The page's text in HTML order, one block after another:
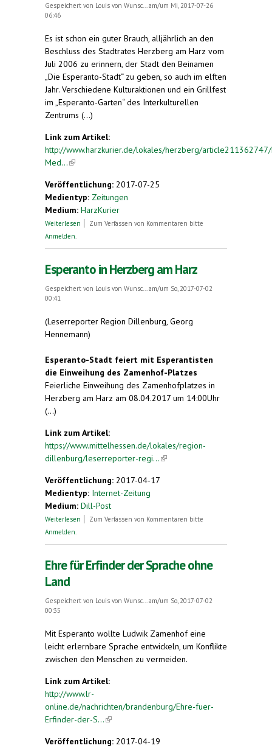
Gespeichert von Louis von Wunsc...
am/um Mi, 2017-07-26
06:46
Es ist schon ein guter Brauch, alljährlich an den
Beschluss des Stadtrates Herzberg am Harz vom
Juli 2006 zu erinnern, der Stadt den Beinamen
„Die Esperanto-Stadt“ zu geben, so auch im elften
Jahr. Verschiedene Kulturaktionen und ein Grillfest
im „Esperanto-Garten“ des Interkulturellen
Zentrums (...)
Link zum Artikel:
http://www.harzkurier.de/lokales/herzberg/
Med...(link is external)
Veröffentlichung: 2017-07-25
Medientyp: Zeitungen
Medium: HarzKurier
Weiterlesen über Esperanto-Medaille für engagierte
Zum Verfassen von Kommentaren bitte
Anmelden
Esperanto in Herzberg am Harz
Gespeichert von Louis von Wunsc...
am/um So, 2017-07-02
00:41
(Leserreporter Region Dillenburg, Georg
Hennemann)
Esperanto-Stadt feiert mit Esperantisten
die Einweihung des Zamenhof-Platzes
Feierliche Einweihung des Zamenhofplatzes in
Herzberg am Harz am 08.04.2017 um 14:00Uhr
(...)
Link zum Artikel:
https://www.mittelhessen.de/lokales/region-
dillenburg/leserreporter-regi...(link is external)
Veröffentlichung: 2017-04-17
Medientyp: Internet-Zeitung
Medium: Dill-Post
Weiterlesen über Esperanto in Herzberg am Harz
Zum Verfassen von Kommentaren bitte
Anmelden
Ehre für Erfinder der Sprache ohne
Land
Gespeichert von Louis von Wunsc...
am/um So, 2017-07-02
00:35
Mit Esperanto wollte Ludwik Zamenhof eine
leicht erlernbare Sprache entwickeln, um Konflikte
zwischen den Menschen zu vermeiden.
Link zum Artikel:
http://www.lr-
online.de/nachrichten/brandenburg/Ehre-fuer-
Erfinder-der-S...(link is external)
Veröffentlichung: 2017-04-19